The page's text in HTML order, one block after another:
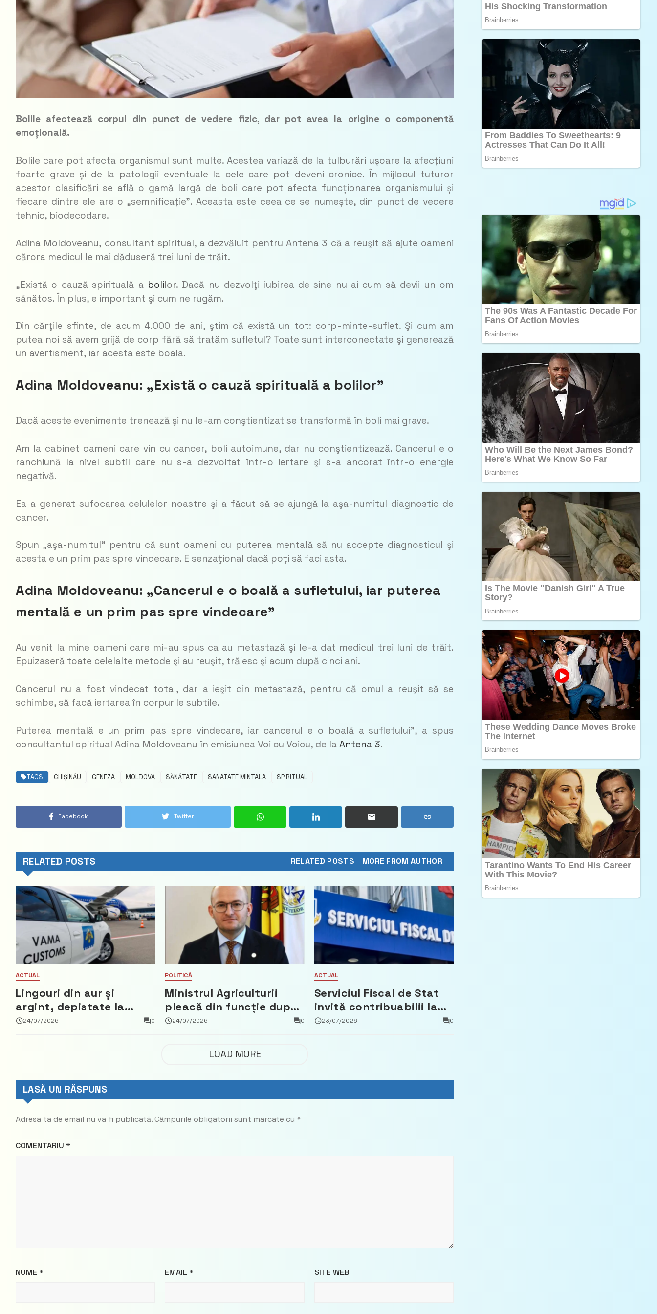
Bolile afectează corpul din punct de vedere fizic, dar pot avea la origine o componentă
emoțională.
Bolile care pot afecta organismul sunt multe. Acestea variază de la tulburări ușoare la afecțiuni
foarte grave și de la patologii eventuale la cele care pot deveni cronice. În mijlocul tuturor
acestor clasificări se află o gamă largă de boli care pot afecta funcționarea organismului și
fiecare dintre ele are o „semnificație”. Aceasta este ceea ce se numește, din punct de vedere
tehnic, biodecodare.
Adina Moldoveanu, consultant spiritual, a dezvăluit pentru Antena 3 că a reuşit să ajute oameni
cărora medicul le mai dăduseră trei luni de trăit.
„Există o cauză spirituală a bolilor. Dacă nu dezvolţi iubirea de sine nu ai cum să devii un om
sănătos. În plus, e important şi cum ne rugăm.
Din cărţile sfinte, de acum 4.000 de ani, ştim că există un tot: corp-minte-suflet. Şi cum am
putea noi să avem grijă de corp fără să tratăm sufletul? Toate sunt interconectate şi generează
un avertisment, iar acesta este boala.
Adina Moldoveanu: „Există o cauză spirituală a bolilor”
Dacă aceste evenimente trenează şi nu le-am conştientizat se transformă în boli mai grave.
Am la cabinet oameni care vin cu cancer, boli autoimune, dar nu conştientizează. Cancerul e o
ranchiună la nivel subtil care nu s-a dezvoltat într-o iertare şi s-a ancorat într-o energie
negativă.
Ea a generat sufocarea celulelor noastre şi a făcut să se ajungă la aşa-numitul diagnostic de
cancer.
Spun „aşa-numitul” pentru că sunt oameni cu puterea mentală să nu accepte diagnosticul şi
acesta e un prim pas spre vindecare. E senzaţional dacă poţi să faci asta.
Adina Moldoveanu: „Cancerul e o boală a sufletului, iar puterea
mentală e un prim pas spre vindecare”
Au venit la mine oameni care mi-au spus ca au metastază şi le-a dat medicul trei luni de trăit.
Epuizaseră toate celelalte metode şi au reuşit, trăiesc şi acum după cinci ani.
Cancerul nu a fost vindecat total, dar a ieşit din metastază, pentru că omul a reuşit să se
schimbe, să facă iertarea în corpurile subtile.
Puterea mentală e un prim pas spre vindecare, iar cancerul e o boală a sufletului”, a spus
consultantul spiritual Adina Moldoveanu în emisiunea Voi cu Voicu, de la Antena 3.
TAGS CHIȘINĂU GENEZA MOLDOVA SĂNĂTATE SANATATE MINTALA SPIRITUAL
Facebook Twitter
RELATED POSTS RELATED POSTS MORE FROM AUTHOR
ACTUAL
Lingouri din aur și
argint, depistate la
vama Aeroport
24/07/2026 0
POLITICĂ
Ministrul Agriculturii
pleacă din funcție după
ce a negat că a făcut
Democrat
24/07/2026 0
ACTUAL
Serviciul Fiscal de Stat
invită contribuabilii la
un webinar gratuit
23/07/2026 0
LOAD MORE
LASĂ UN RĂSPUNS
Adresa ta de email nu va fi publicată.Câmpurile obligatorii sunt marcate cu *
COMENTARIU *
NUME * EMAIL * SITE WEB